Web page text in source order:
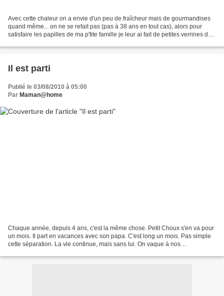
Avec cette chaleur on a envie d'un peu de fraîcheur mais de gourmandises
quand même... on ne se refait pas (pas à 38 ans en tout cas), alors pour
satisfaire les papilles de ma p'tite famille je leur ai fait de petites verrines de
Il est parti
Publié le 03/08/2010 à 05:00
Par Maman@home
Chaque année, depuis 4 ans, c'est la même chose. Petit Choux s'en va pour
un mois. Il part en vacances avec son papa. C'est long un mois. Pas simple
cette séparation. La vie continue, mais sans lui. On vaque à nos